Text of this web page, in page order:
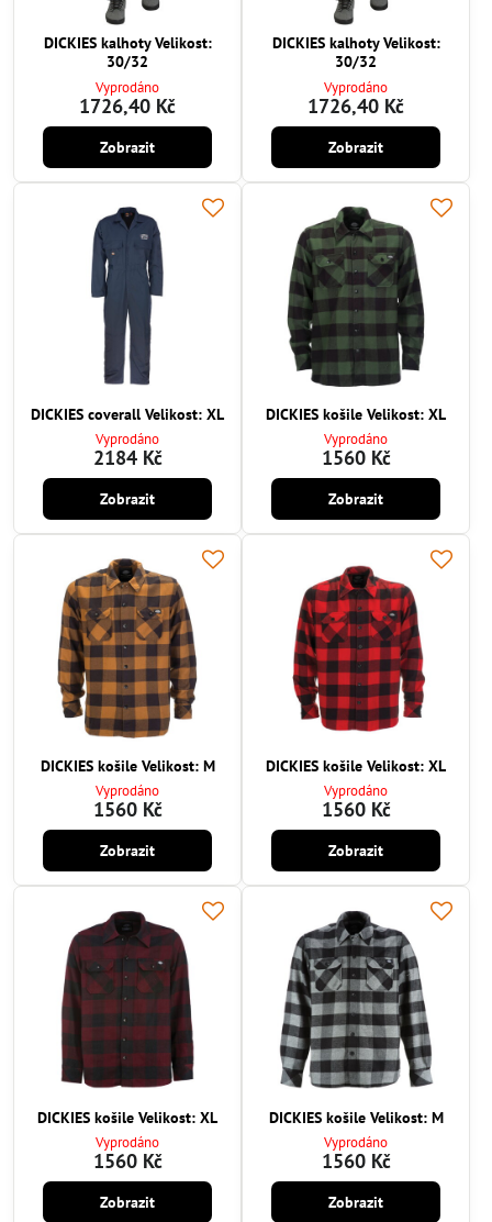
DICKIES kalhoty Velikost:
30/32
Vyprodáno
1726,40 Kč
Zobrazit
DICKIES kalhoty Velikost:
30/32
Vyprodáno
1726,40 Kč
Zobrazit
DICKIES coverall Velikost: XL
Vyprodáno
2184 Kč
Zobrazit
DICKIES košile Velikost: XL
Vyprodáno
1560 Kč
Zobrazit
DICKIES košile Velikost: M
Vyprodáno
1560 Kč
Zobrazit
DICKIES košile Velikost: XL
Vyprodáno
1560 Kč
Zobrazit
DICKIES košile Velikost: XL
Vyprodáno
1560 Kč
Zobrazit
DICKIES košile Velikost: M
Vyprodáno
1560 Kč
Zobrazit